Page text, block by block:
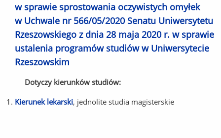
w sprawie sprostowania oczywistych omyłek
w Uchwale nr 566/05/2020 Senatu Uniwersytetu
Rzeszowskiego z dnia 28 maja 2020 r. w sprawie
ustalenia programów studiów w Uniwersytecie
Rzeszowskim
Dotyczy kierunków studiów:
Kierunek lekarski, jednolite studia magisterskie